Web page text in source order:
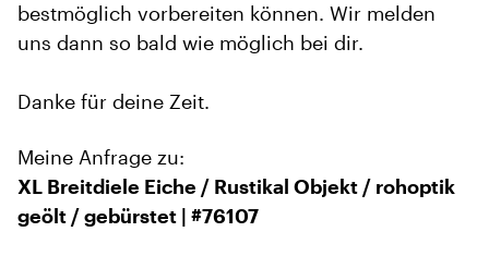
bestmöglich vorbereiten können. Wir melden
uns dann so bald wie möglich bei dir.
Danke für deine Zeit.
Meine Anfrage zu:
XL Breitdiele Eiche / Rustikal Objekt / rohoptik
geölt / gebürstet | #76107